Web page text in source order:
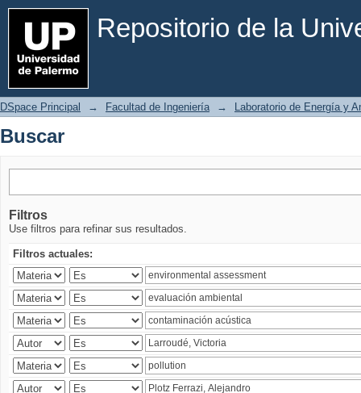
Repositorio de la
Buscar
DSpace Principal → Facultad de Ingeniería → Laboratorio de Energía y
Buscar
Filtros
Use filtros para refinar sus resultados.
Filtros actuales: